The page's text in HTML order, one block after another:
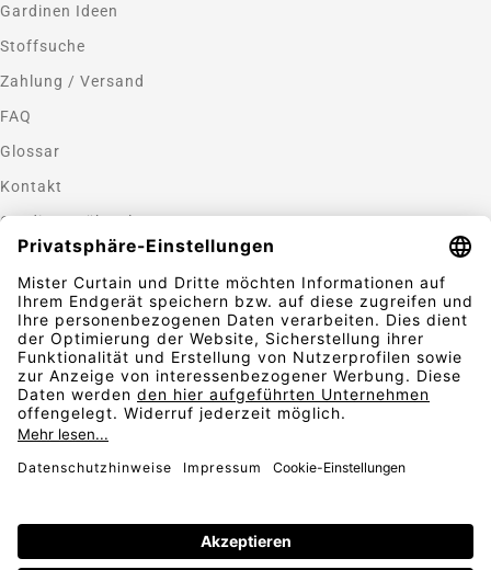
Gardinen Ideen
Stoffsuche
Zahlung / Versand
FAQ
Glossar
Kontakt
Gardinen nähen lassen
Zahlungsmethoden
Sicherheit